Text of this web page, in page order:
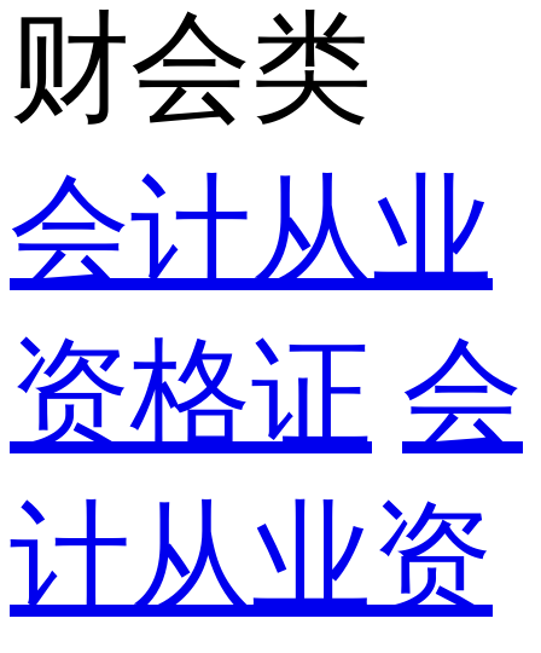
财会类
会计从业
资格证 会
计从业资